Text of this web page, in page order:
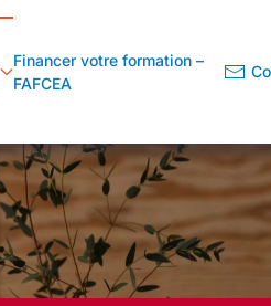
Financer votre formation –
FAFCEA